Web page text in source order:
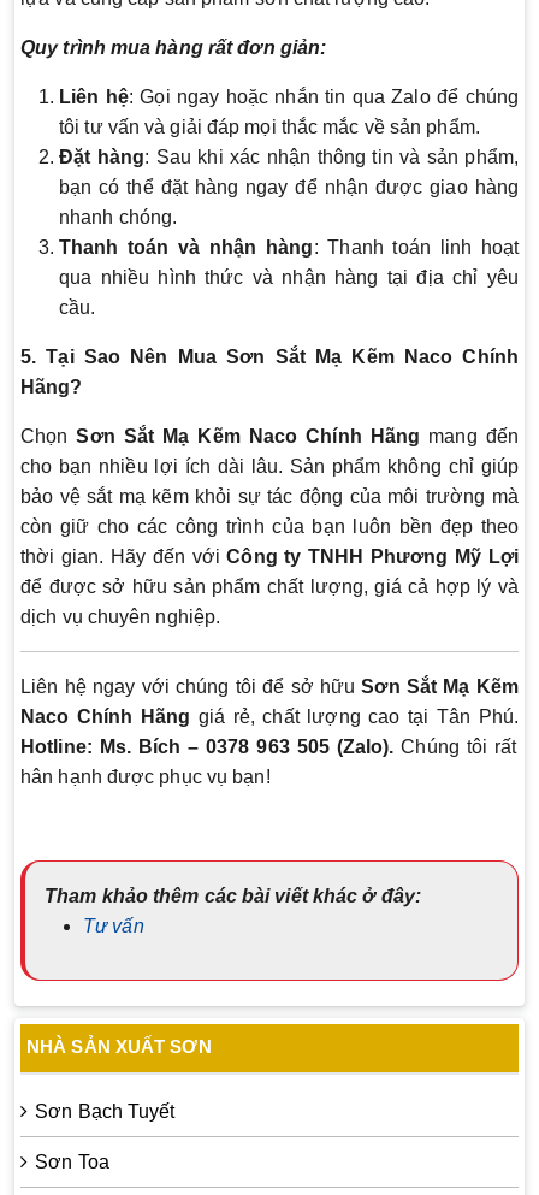
Quy trình mua hàng rất đơn giản:
Liên hệ: Gọi ngay hoặc nhắn tin qua Zalo để chúng
tôi tư vấn và giải đáp mọi thắc mắc về sản phẩm.
Đặt hàng: Sau khi xác nhận thông tin và sản phẩm,
bạn có thể đặt hàng ngay để nhận được giao hàng
nhanh chóng.
Thanh toán và nhận hàng: Thanh toán linh hoạt
qua nhiều hình thức và nhận hàng tại địa chỉ yêu
cầu.
5. Tại Sao Nên Mua Sơn Sắt Mạ Kẽm Naco Chính
Hãng?
ChọnSơn Sắt Mạ Kẽm Naco Chính Hãng mang đến
cho bạn nhiều lợi ích dài lâu. Sản phẩm không chỉ giúp
bảo vệ sắt mạ kẽm khỏi sự tác động của môi trường mà
còn giữ cho các công trình của bạn luôn bền đẹp theo
thời gian. Hãy đến với Công ty TNHH Phương Mỹ Lợi
để được sở hữu sản phẩm chất lượng, giá cả hợp lý và
dịch vụ chuyên nghiệp.
Liên hệ ngay với chúng tôi để sở hữuSơn Sắt Mạ Kẽm
Naco Chính Hãng giá rẻ, chất lượng cao tại Tân Phú.
Hotline: Ms. Bích – 0378 963 505 (Zalo). Chúng tôi rất
hân hạnh được phục vụ bạn!
Tham khảo thêm các bài viết khác ở đây:
Tư vấn
NHÀ SẢN XUẤT SƠN
Sơn Bạch Tuyết
Sơn Toa